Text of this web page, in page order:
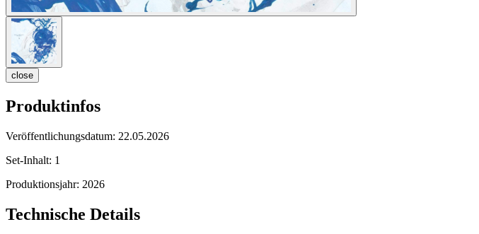
close
Produktinfos
Veröffentlichungsdatum: 22.05.2026
Set-Inhalt: 1
Produktionsjahr: 2026
Technische Details